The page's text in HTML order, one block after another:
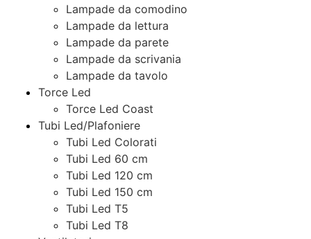
Lampade da comodino
Lampade da lettura
Lampade da parete
Lampade da scrivania
Lampade da tavolo
Torce Led
Torce Led Coast
Tubi Led/Plafoniere
Tubi Led Colorati
Tubi Led 60 cm
Tubi Led 120 cm
Tubi Led 150 cm
Tubi Led T5
Tubi Led T8